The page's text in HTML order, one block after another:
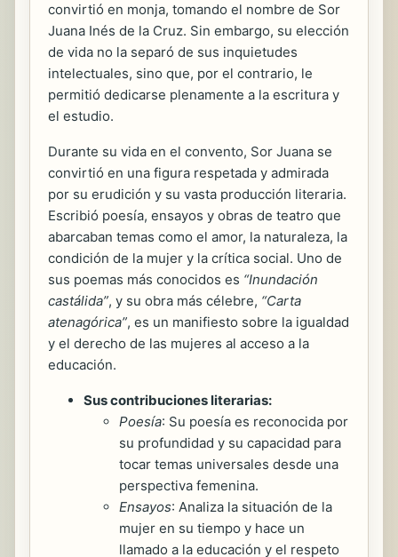
convirtió en monja, tomando el nombre de Sor
Juana Inés de la Cruz. Sin embargo, su elección
de vida no la separó de sus inquietudes
intelectuales, sino que, por el contrario, le
permitió dedicarse plenamente a la escritura y
el estudio.
Durante su vida en el convento, Sor Juana se
convirtió en una figura respetada y admirada
por su erudición y su vasta producción literaria.
Escribió poesía, ensayos y obras de teatro que
abarcaban temas como el amor, la naturaleza, la
condición de la mujer y la crítica social. Uno de
sus poemas más conocidos es “Inundación
castálida”, y su obra más célebre, “Carta
atenagórica”, es un manifiesto sobre la igualdad
y el derecho de las mujeres al acceso a la
educación.
Sus contribuciones literarias:
Poesía: Su poesía es reconocida por
su profundidad y su capacidad para
tocar temas universales desde una
perspectiva femenina.
Ensayos: Analiza la situación de la
mujer en su tiempo y hace un
llamado a la educación y el respeto